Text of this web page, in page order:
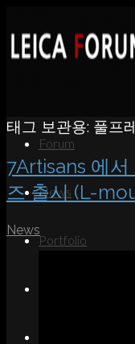
Forum
News
Portfolio
태그 보관용: 풀프
7Artisans 에
즈 출시 (L-
News